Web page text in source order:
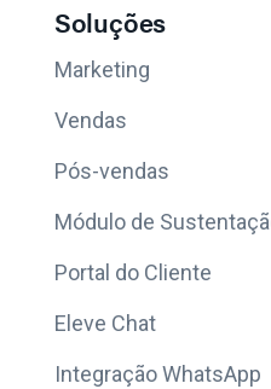
Soluções
Marketing
Vendas
Pós-vendas
Módulo de
Portal do Cliente
Eleve Chat
Integração WhatsApp